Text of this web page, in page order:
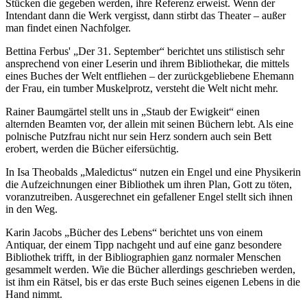
Stücken die gegeben werden, ihre Referenz erweist. Wenn der
Intendant dann die Werk vergisst, dann stirbt das Theater – außer
man findet einen Nachfolger.
Bettina Ferbus' „Der 31. September“ berichtet uns stilistisch sehr
ansprechend von einer Leserin und ihrem Bibliothekar, die mittels
eines Buches der Welt entfliehen – der zurückgebliebene Ehemann
der Frau, ein tumber Muskelprotz, versteht die Welt nicht mehr.
Rainer Baumgärtel stellt uns in „Staub der Ewigkeit“ einen
alternden Beamten vor, der allein mit seinen Büchern lebt. Als eine
polnische Putzfrau nicht nur sein Herz sondern auch sein Bett
erobert, werden die Bücher eifersüchtig.
In Isa Theobalds „Maledictus“ nutzen ein Engel und eine Physikerin
die Aufzeichnungen einer Bibliothek um ihren Plan, Gott zu töten,
voranzutreiben. Ausgerechnet ein gefallener Engel stellt sich ihnen
in den Weg.
Karin Jacobs „Bücher des Lebens“ berichtet uns von einem
Antiquar, der einem Tipp nachgeht und auf eine ganz besondere
Bibliothek trifft, in der Bibliographien ganz normaler Menschen
gesammelt werden. Wie die Bücher allerdings geschrieben werden,
ist ihm ein Rätsel, bis er das erste Buch seines eigenen Lebens in die
Hand nimmt.